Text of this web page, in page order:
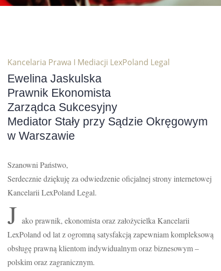
Kancelaria Prawa I Mediacji LexPoland Legal
Ewelina Jaskulska
Prawnik Ekonomista
Zarządca Sukcesyjny
Mediator Stały przy Sądzie Okręgowym
w Warszawie
Szanowni Państwo,
Serdecznie dziękuję za odwiedzenie oficjalnej strony internetowej
Kancelarii LexPoland Legal.
J ako prawnik, ekonomista oraz założycielka Kancelarii
LexPoland od lat z ogromną satysfakcją zapewniam kompleksową
obsługę prawną klientom indywidualnym oraz biznesowym –
polskim oraz zagranicznym.